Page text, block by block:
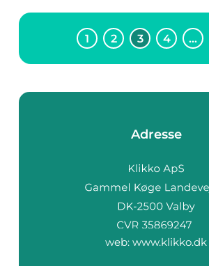
1 2 3 4 …
Adresse
web: www.klikko.dk